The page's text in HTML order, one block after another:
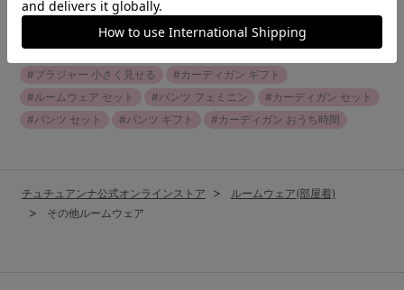
＼こちらのタグもおすすめ／
UVカット 日焼け対策
きもちいいショーツ
ブラジャー 小さく見せる
カーディガン ギフト
ルームウェア セット
パンツ フェミニン
カーディガン セット
パンツ セット
パンツ ギフト カーディガン おうち時間
チュチュアンナ公式オンラインストア
ルームウェア(部屋着)
その他ルームウェア